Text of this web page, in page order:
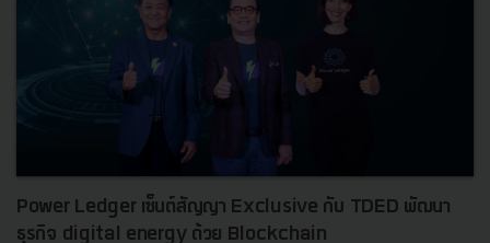
Power Ledger เซ็นต์สัญญา Exclusive กับ TDED พัฒนา
ธุรกิจ digital energy ด้วย Blockchain